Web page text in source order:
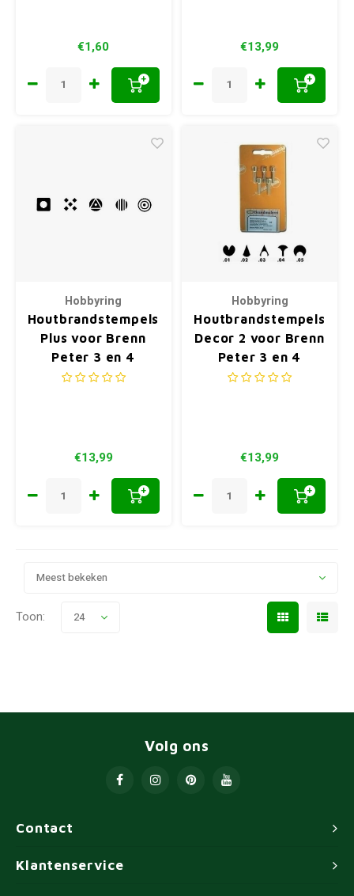
€1,60
+
€13,99
+
Hobbyring
Houtbrandstempels
Plus voor Brenn
Peter 3 en 4
€13,99
+
Hobbyring
Houtbrandstempels
Decor 2 voor Brenn
Peter 3 en 4
€13,99
+
Meest bekeken
Toon: 24
Contact
Volg ons
Klantenservice